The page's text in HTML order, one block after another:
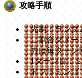
攻略手順
先制：ランダ
∟割合ダメー
力は毎ターン
1ターン目：
ドフラミンゴ